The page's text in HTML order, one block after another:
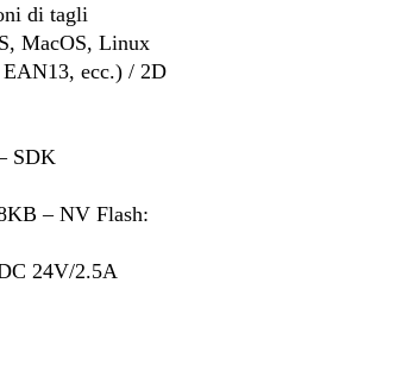
di tagli
MacOS, Linux
ecc.) / 2D
SDK
– NV Flash:
24V/2.5A